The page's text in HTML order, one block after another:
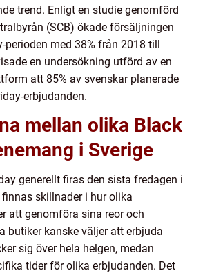
trend. Enligt en studie genomförd
(SCB) ökade försäljningen
perioden med 38% från 2018 till
en undersökning utförd av en
att 85% av svenskar planerade
erbjudanden.
mellan olika Black
i Sverige
generellt firas den sista fredagen i
skillnader i hur olika
att genomföra sina reor och
butiker kanske väljer att erbjuda
sig över hela helgen, medan
tider för olika erbjudanden. Det